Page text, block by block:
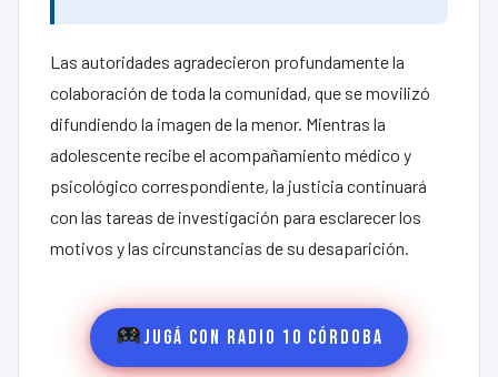
Las autoridades agradecieron profundamente la
colaboración de toda la comunidad, que se movilizó
difundiendo la imagen de la menor. Mientras la
adolescente recibe el acompañamiento médico y
psicológico correspondiente, la justicia continuará
con las tareas de investigación para esclarecer los
motivos y las circunstancias de su desaparición.
Jugá con Radio 10 Córdoba